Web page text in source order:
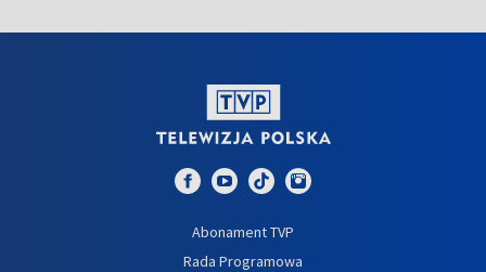
Abonament TVP
Rada Programowa